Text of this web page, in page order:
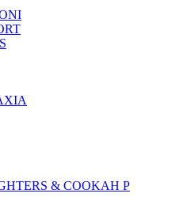
& COOKAH P